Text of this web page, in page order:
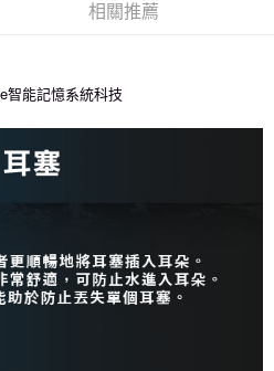
相關推薦
智能記憶系統科技